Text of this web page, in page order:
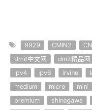
9929 CMIN2
dmit中文网
dmit精品网
ipv4
ipv6 irvine
medium
micro mini
premium
shinagawa